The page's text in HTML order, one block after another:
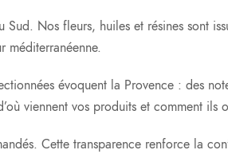
Nos fleurs, huiles et résines sont
évoquent la Provence : des
viennent vos produits et comment ils
Cette transparence renforce la